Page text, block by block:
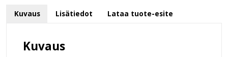
Kuvaus Lisätiedot Lataa tuote-esite
Kuvaus